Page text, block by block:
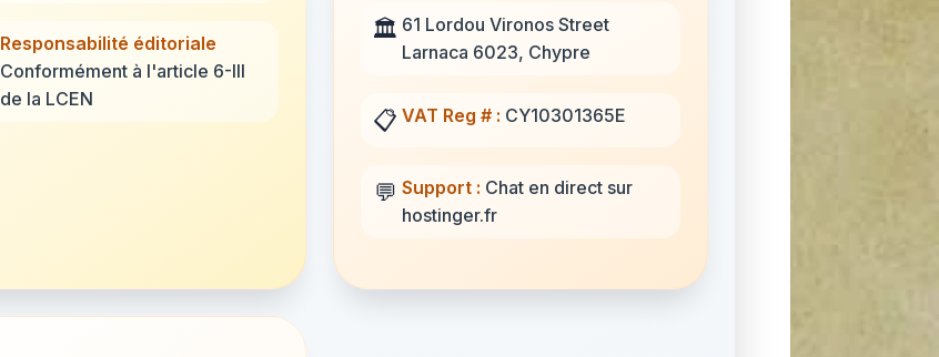
Responsabilité éditoriale
Conformément à l'article 6-III
de la LCEN
🏛️ 61 Lordou Vironos Street
Larnaca 6023, Chypre
📋 VAT Reg # : CY10301365E
💬 Support : Chat en direct sur
hostinger.fr